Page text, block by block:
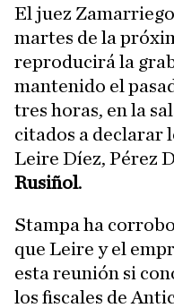
El juez
martes de la
reproducirá la
mantenido el
tres horas, en la
citados a declarar
Leire Díez, Pérez
Rusiñol.
Stampa ha
que Leire y el
esta reunión si
los fiscales de